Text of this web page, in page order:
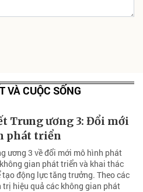
VÀ CUỘC SỐNG
Trung ương 3: Đổi mới
phát triển
ương 3 về đổi mới mô hình phát
gian phát triển và khai thác
động lực tăng trưởng. Theo các
hiệu quả các không gian phát